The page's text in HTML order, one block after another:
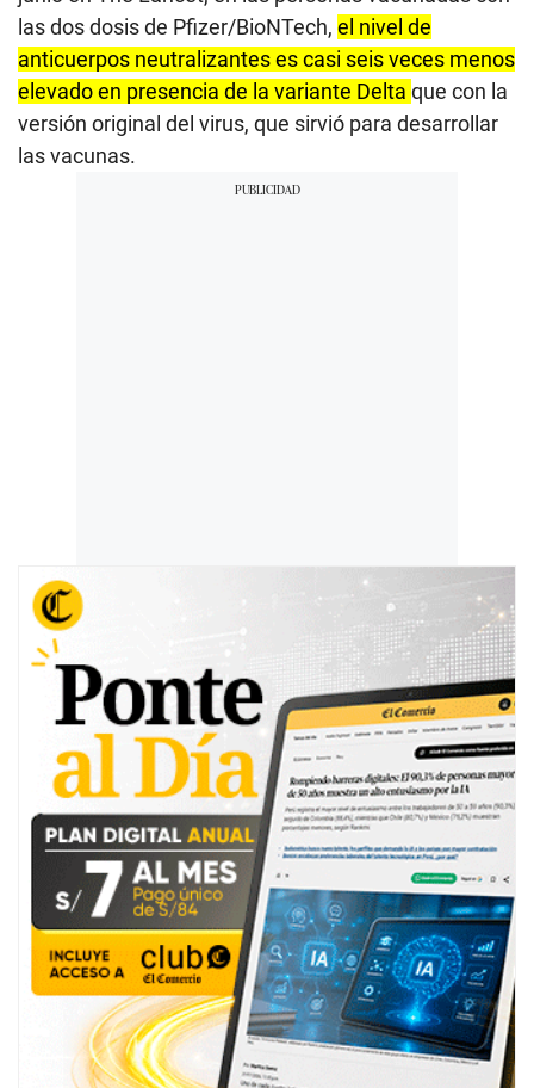
las dos dosis de Pfizer/BioNTech, el nivel de
anticuerpos neutralizantes es casi seis veces menos
elevado en presencia de la variante Delta que con la
versión original del virus, que sirvió para desarrollar
las vacunas.